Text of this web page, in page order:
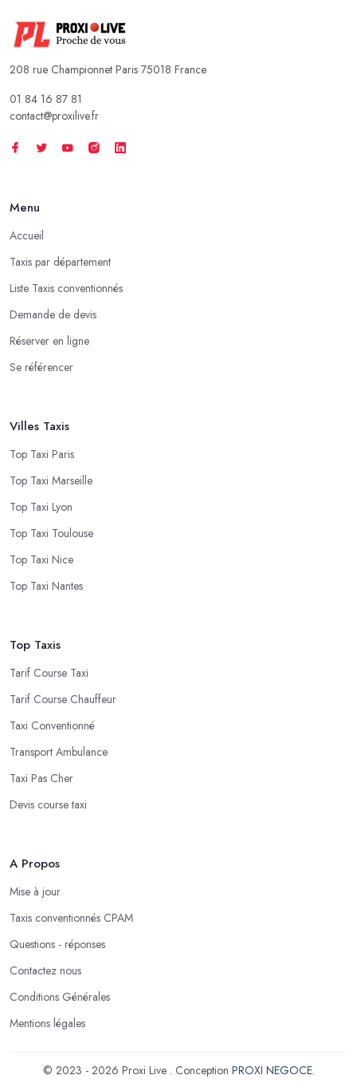
208 rue Championnet Paris 75018 France
01 84 16 87 81
contact@proxilive.fr
Menu
Accueil
Taxis par département
Liste Taxis conventionnés
Demande de devis
Réserver en ligne
Se référencer
Villes Taxis
Top Taxi Paris
Top Taxi Marseille
Top Taxi Lyon
Top Taxi Toulouse
Top Taxi Nice
Top Taxi Nantes
Top Taxis
Tarif Course Taxi
Tarif Course Chauffeur
Taxi Conventionné
Transport Ambulance
Taxi Pas Cher
Devis course taxi
A Propos
Mise à jour
Taxis conventionnés CPAM
Questions - réponses
Contactez nous
Conditions Générales
Mentions légales
© 2023 - 2026 Proxi Live . Conception PROXI NEGOCE.